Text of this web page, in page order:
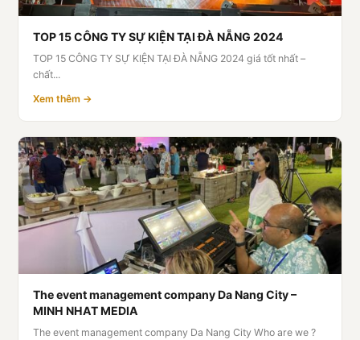
TOP 15 CÔNG TY SỰ KIỆN TẠI ĐÀ NẴNG 2024
TOP 15 CÔNG TY SỰ KIỆN TẠI ĐÀ NẴNG 2024 giá tốt nhất –
chất...
Xem thêm →
The event management company Da Nang City –
MINH NHAT MEDIA
The event management company Da Nang City Who are we ?